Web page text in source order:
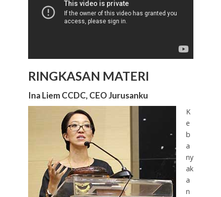
RINGKASAN MATERI
Ina Liem CCDC, CEO Jurusanku
K
e
b
a
ny
ak
a
n